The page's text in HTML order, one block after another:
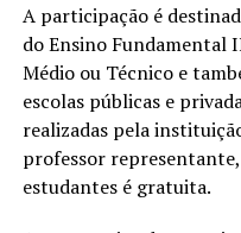
A participação é
do Ensino Fundamental
Médio ou Técnico e
escolas públicas e
realizadas pela
professor
estudantes é gratuita.